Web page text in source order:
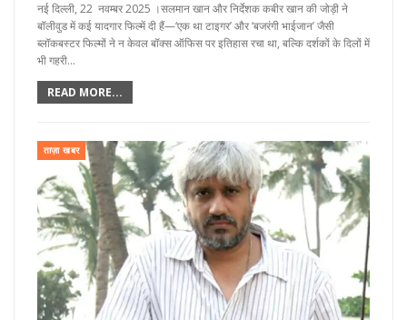
नई दिल्ली, 22 नवम्बर 2025 ।सलमान खान और निर्देशक कबीर खान की जोड़ी ने
बॉलीवुड में कई यादगार फिल्में दी हैं—‘एक था टाइगर’ और ‘बजरंगी भाईजान’ जैसी
ब्लॉकबस्टर फिल्मों ने न केवल बॉक्स ऑफिस पर इतिहास रचा था, बल्कि दर्शकों के दिलों में
भी गहरी…
READ MORE...
ताज़ा खबर